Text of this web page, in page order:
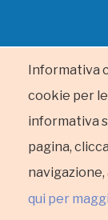
Informativa
cookie per
informativa
pagina,
navigazione,
qui per